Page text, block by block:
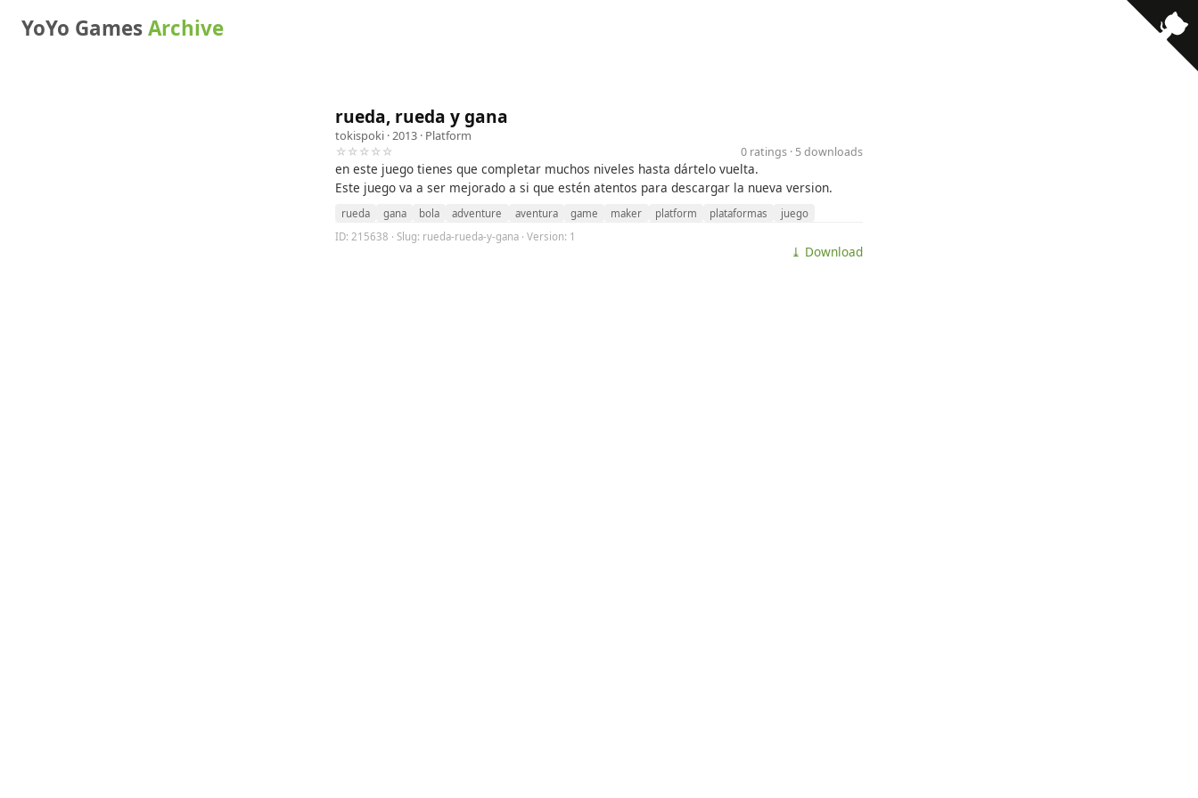
YoYo GamesArchive
rueda, rueda y gana
tokispoki · 2013 · Platform
☆☆☆☆☆
0 ratings · 5 downloads
en este juego tienes que completar muchos niveles hasta dártelo vuelta.
Este juego va a ser mejorado a si que estén atentos para descargar la nueva version.
rueda gana bola adventure aventura game maker platform plataformas
juego
ID: 215638 · Slug: rueda-rueda-y-gana · Version: 1
⤓ Download